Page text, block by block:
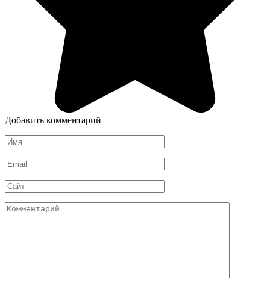
Добавить комментарий
Имя
*
Email
*
Сайт
Комментарий